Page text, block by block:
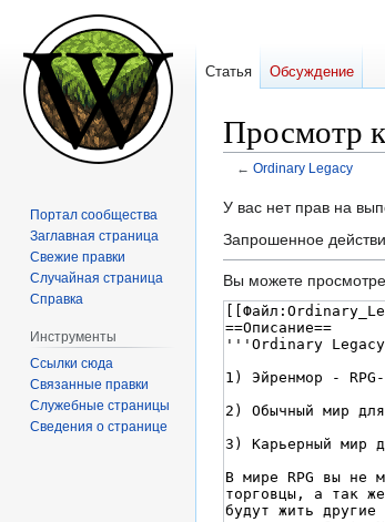
Просмотр
← Ordinary Legacy
Перейти
к
Перейти
к
У вас нет прав на
Запрошенное
Вы можете
Статья Обсуждение
Портал сообщества
Заглавная страница
Свежие правки
Случайная страница
Справка
Инструменты
Ссылки сюда
Связанные правки
Служебные страницы
Сведения о странице